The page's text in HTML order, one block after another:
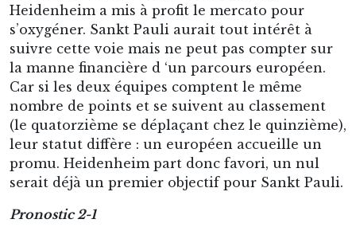
Heidenheim a mis à profit le mercato pour
s’oxygéner. Sankt Pauli aurait tout intérêt à
suivre cette voie mais ne peut pas compter sur
la manne financière d ‘un parcours européen.
Car si les deux équipes comptent le même
nombre de points et se suivent au classement
(le quatorzième se déplaçant chez le quinzième),
leur statut diffère : un européen accueille un
promu. Heidenheim part donc favori, un nul
serait déjà un premier objectif pour Sankt Pauli.
Pronostic 2-1